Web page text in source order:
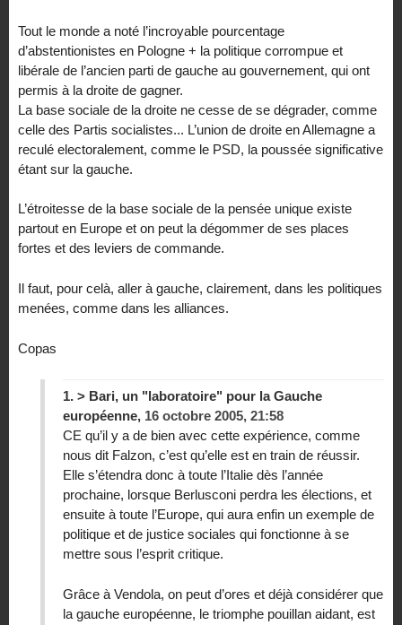
Tout le monde a noté l’incroyable pourcentage
d’abstentionistes en Pologne + la politique corrompue et
libérale de l’ancien parti de gauche au gouvernement, qui ont
permis à la droite de gagner.
La base sociale de la droite ne cesse de se dégrader, comme
celle des Partis socialistes... L’union de droite en Allemagne a
reculé electoralement, comme le PSD, la poussée significative
étant sur la gauche.
L’étroitesse de la base sociale de la pensée unique existe
partout en Europe et on peut la dégommer de ses places
fortes et des leviers de commande.
Il faut, pour celà, aller à gauche, clairement, dans les politiques
menées, comme dans les alliances.
Copas
1. > Bari, un "laboratoire" pour la Gauche
européenne, 16 octobre 2005, 21:58
CE qu’il y a de bien avec cette expérience, comme
nous dit Falzon, c’est qu’elle est en train de réussir.
Elle s’étendra donc à toute l’Italie dès l’année
prochaine, lorsque Berlusconi perdra les élections, et
ensuite à toute l’Europe, qui aura enfin un exemple de
politique et de justice sociales qui fonctionne à se
mettre sous l’esprit critique.
Grâce à Vendola, on peut d’ores et déjà considérer que
la gauche européenne, le triomphe pouillan aidant, est